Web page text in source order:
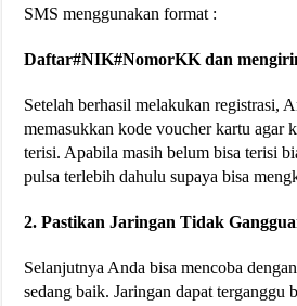
SMS menggunakan format :
Daftar#NIK#NomorKK dan
Setelah berhasil melakukan registrasi,
memasukkan kode voucher kartu agar
terisi. Apabila masih belum bisa terisi
pulsa terlebih dahulu supaya bisa
2. Pastikan Jaringan Tidak
Selanjutnya Anda bisa mencoba
sedang baik. Jaringan dapat terganggu